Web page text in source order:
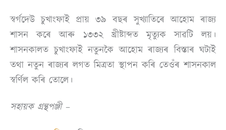
স্বৰ্গদেউ চুখাংফাই প্ৰায় ৩৯ বছৰ সুখ্যাতিৰে আহোম ৰাজ্য
শাসন কৰে আৰু ১৩৩২ খ্ৰীষ্টাব্দত মৃত্যুক সাৱটি লয়।
শাসনকালত চুখাংফাই নতুনকৈ আহোম ৰাজ্যৰ বিস্তাৰ ঘটাই
তথা নতুন ৰাজ্যৰ লগত মিত্ৰতা স্থাপন কৰি তেওঁৰ শাসনকাল
স্বৰ্ণিল কৰি তোলে।
সহায়ক গ্ৰন্থপঞ্জী –